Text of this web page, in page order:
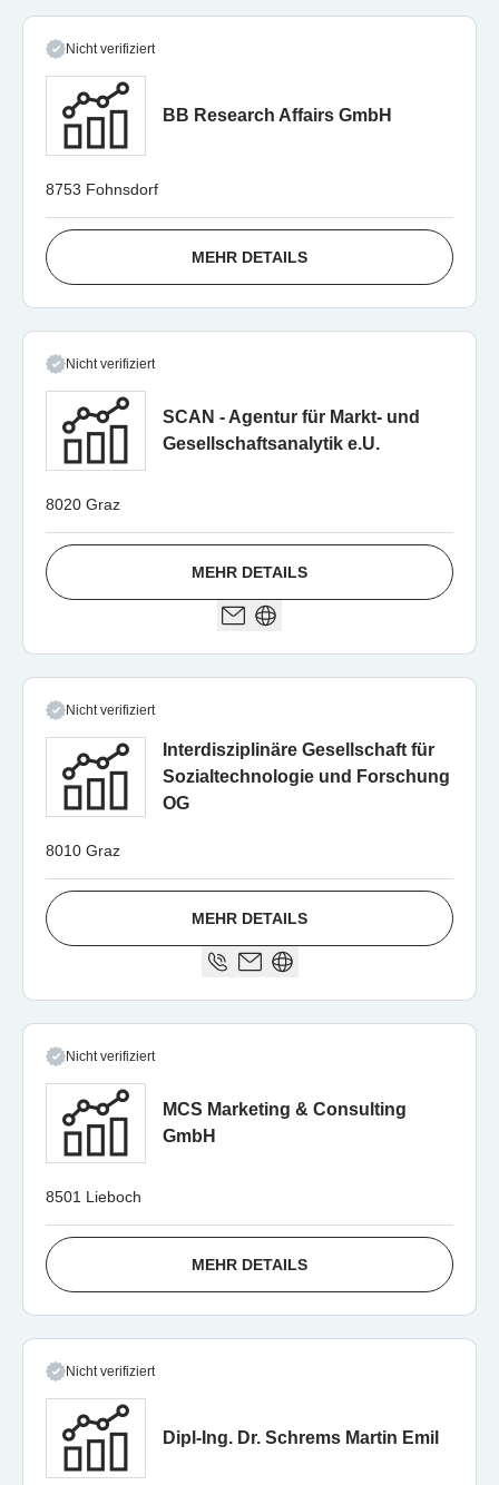
Nicht verifiziert
BB Research Affairs GmbH
8753 Fohnsdorf
MEHR DETAILS
Nicht verifiziert
SCAN - Agentur für Markt- und
Gesellschaftsanalytik e.U.
8020 Graz
MEHR DETAILS
Nicht verifiziert
Interdisziplinäre Gesellschaft für
Sozialtechnologie und Forschung
OG
8010 Graz
MEHR DETAILS
Nicht verifiziert
MCS Marketing & Consulting
GmbH
8501 Lieboch
MEHR DETAILS
Nicht verifiziert
Dipl-Ing. Dr. Schrems Martin Emil